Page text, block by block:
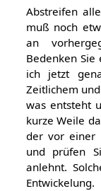
Abstreifen
muß noch
an
Bedenken
ich jetzt
Zeitlichem
was entsteht
kurze Weile
der vor einer
und prüfen
anlehnt.
Entwickelung.